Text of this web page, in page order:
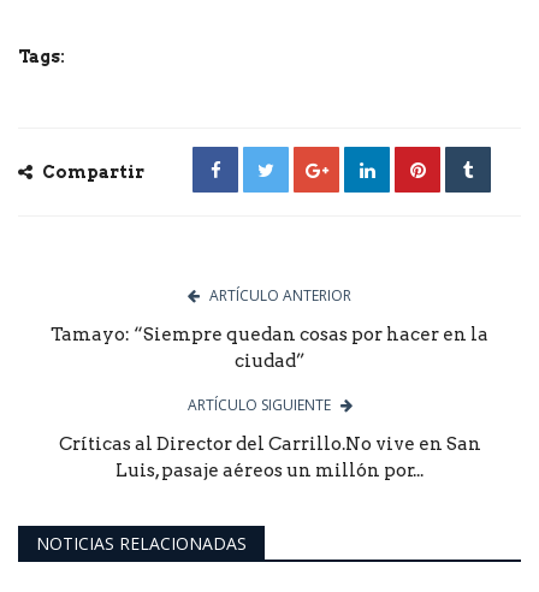
Tags:
Compartir
ARTÍCULO ANTERIOR
Tamayo: “Siempre quedan cosas por hacer en la
ciudad”
ARTÍCULO SIGUIENTE
Críticas al Director del Carrillo.No vive en San
Luis, pasaje aéreos un millón por...
NOTICIAS RELACIONADAS